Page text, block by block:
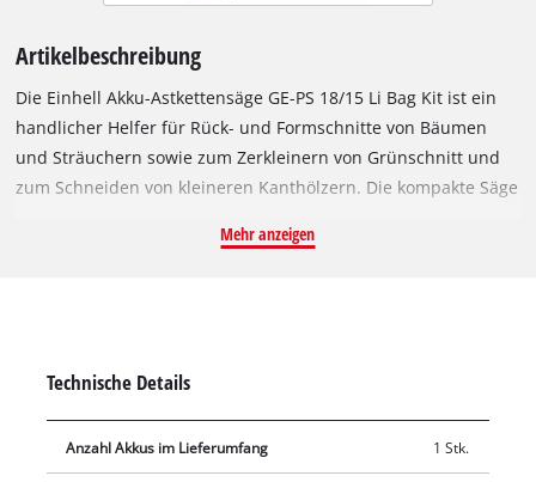
Artikelbeschreibung
Die Einhell Akku-Astkettensäge GE-PS 18/15 Li Bag Kit ist ein
handlicher Helfer für Rück- und Formschnitte von Bäumen
und Sträuchern sowie zum Zerkleinern von Grünschnitt und
zum Schneiden von kleineren Kanthölzern. Die kompakte Säge
allen Akkus und Ladegeräten der Systemfamilie kombiniert
Garantie auf den Brushless-Motor. Mit einer Schwertlänge von
15,8 cm und 12,5 cm Schnittlänge eignet sich die kleine und
leichte Akku-Astkettensäge optimal zum flexiblen Einsatz im
Mehr anzeigen
Technische Details
Anzahl Akkus im Lieferumfang 1 Stk.